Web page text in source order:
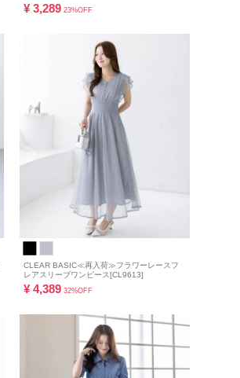
¥ 3,289 23%OFF
CLEAR BASIC≪再入荷≫フラワーレースフ
レアスリーブワンピース[CL9613]
¥ 4,389 32%OFF